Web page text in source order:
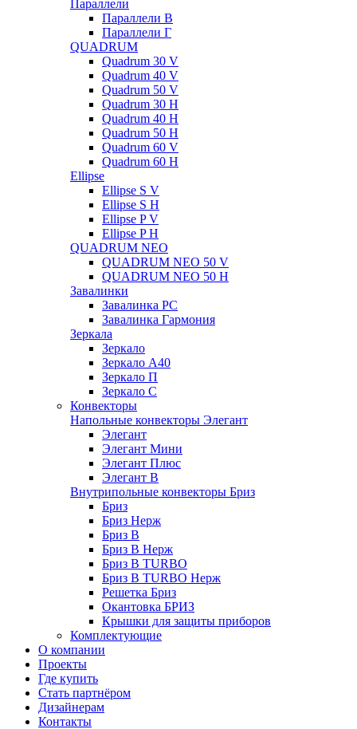
Параллели
Параллели В
Параллели Г
QUADRUM
Quadrum 30 V
Quadrum 40 V
Quadrum 50 V
Quadrum 30 H
Quadrum 40 H
Quadrum 50 H
Quadrum 60 V
Quadrum 60 H
Ellipse
Ellipse S V
Ellipse S H
Ellipse P V
Ellipse P H
QUADRUM NEO
QUADRUM NEO 50 V
QUADRUM NEO 50 H
Завалинки
Завалинка РС
Завалинка Гармония
Зеркала
Зеркало
Зеркало А40
Зеркало П
Зеркало С
Конвекторы
Напольные конвекторы Элегант
Элегант
Элегант Мини
Элегант Плюс
Элегант В
Внутрипольные конвекторы Бриз
Бриз
Бриз Нерж
Бриз В
Бриз В Нерж
Бриз В TURBO
Бриз В TURBO Нерж
Решетка Бриз
Окантовка БРИЗ
Крышки для защиты приборов
Комплектующие
О компании
Проекты
Где купить
Стать партнёром
Дизайнерам
Контакты